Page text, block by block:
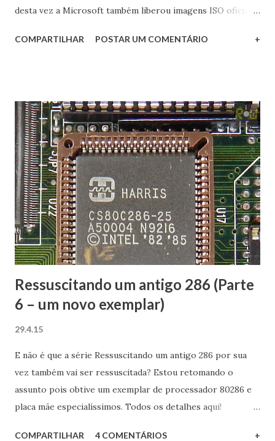
desta vez a Microsoft também liberou imagens ISO oficiais
uma instalação limpa. Estou atualizando aqui, em que pese a
Este Build 10074 apresenta-se mais como uma compilação
de manutenção para a correção de bugs observados no
Build anterior, tais como: A execução de aplicações desktop
a partir do menu Iniciar; Aplicativos de áudio que paravam
de reproduzir a música quando minimizados; Melhorias de
estabilidade no modo Continuum; Melhorias nos
apps Vídeo, Música e na Windows Store. Porém uma
postagem no Blog oficial do Windows 10 me chamou a
atenção: "We’ve also heard loud in clear th...
COMPARTILHAR POSTAR UM COMENTÁRIO +
Ressuscitando um antigo 286 (Parte
6 – um novo exemplar)
29.4.15
E não é que a série Ressuscitando um antigo 286 por sua
vez também vai ser ressuscitada? Estou retomando o
assunto pois obtive um exemplar de processador 80286 e
placa mãe especialíssimos. Todos os detalhes aqui!
COMPARTILHAR 4 COMENTÁRIOS +